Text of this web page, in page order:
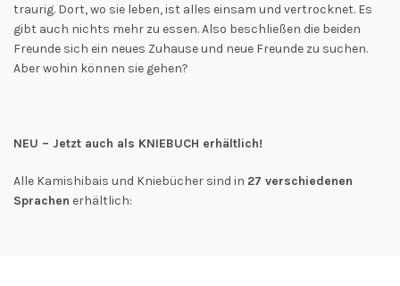
traurig. Dort, wo sie leben, ist alles einsam und vertrocknet. Es
gibt auch nichts mehr zu essen. Also beschließen die beiden
Freunde sich ein neues Zuhause und neue Freunde zu suchen.
Aber wohin können sie gehen?
NEU – Jetzt auch als KNIEBUCH erhältlich!
Alle Kamishibais und Kniebücher sind in 27 verschiedenen
Sprachen erhältlich: